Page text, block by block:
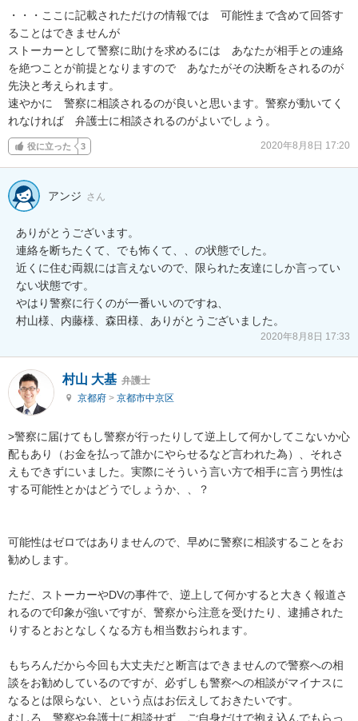
・・・ここに記載されただけの情報では　可能性まで含めて回答す
ることはできませんが
ストーカーとして警察に助けを求めるには　あなたが相手との連絡
を絶つことが前提となりますので　あなたがその決断をされるのが
先決と考えられます。
速やかに　警察に相談されるのが良いと思います。警察が動いてく
れなければ　弁護士に相談されるのがよいでしょう。
役に立った 3 2020年8月8日 17:20
アンジ さん
ありがとうございます。
連絡を断ちたくて、でも怖くて、、の状態でした。
近くに住む両親には言えないので、限られた友達にしか言ってい
ない状態です。
やはり警察に行くのが一番いいのですね、
村山様、内藤様、森田様、ありがとうございました。
2020年8月8日 17:33
村山 大基 弁護士
京都府 > 京都市中京区
>警察に届けてもし警察が行ったりして逆上して何かしてこないか心
配もあり（お金を払って誰かにやらせるなど言われた為）、それさ
えもできずにいました。実際にそういう言い方で相手に言う男性は
する可能性とかはどうでしょうか、、？
可能性はゼロではありませんので、早めに警察に相談することをお
勧めします。
ただ、ストーカーやDVの事件で、逆上して何かすると大きく報道さ
れるので印象が強いですが、警察から注意を受けたり、逮捕された
りするとおとなしくなる方も相当数おられます。
もちろんだから今回も大丈夫だと断言はできませんので警察への相
談をお勧めしているのですが、必ずしも警察への相談がマイナスに
なるとは限らない、という点はお伝えしておきたいです。
むしろ、警察や弁護士に相談せず、ご自身だけで抱え込んでもらっ